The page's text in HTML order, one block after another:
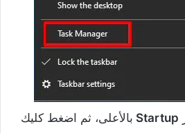
Startup بالأعلى، ثم اضغط كليك